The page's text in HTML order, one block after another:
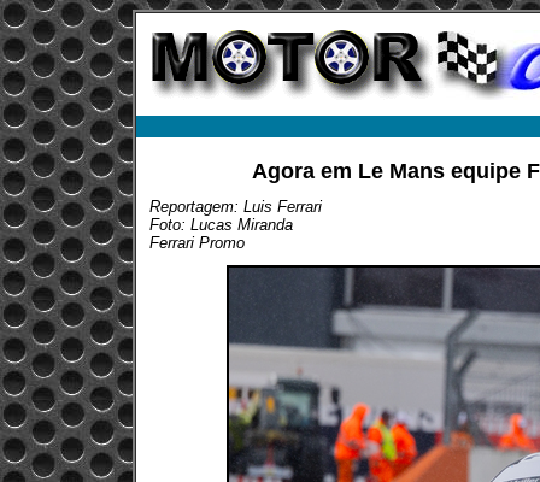
Agora em Le Mans equipe
Reportagem: Luis Ferrari
Foto: Lucas Miranda
Ferrari Promo